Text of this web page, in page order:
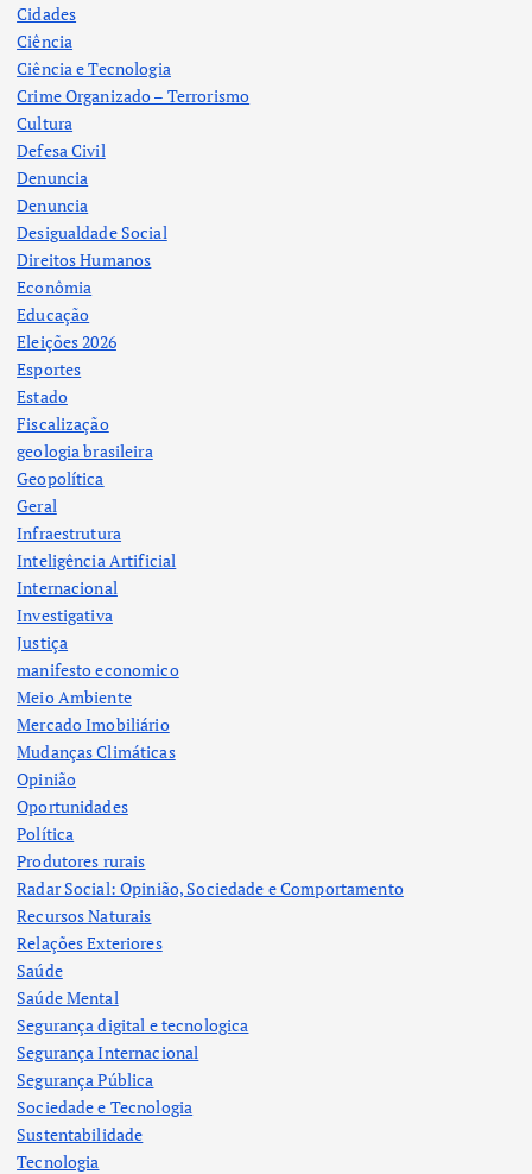
Cidades
Ciência
Ciência e Tecnologia
Crime Organizado – Terrorismo
Cultura
Defesa Civil
Denuncia
Denuncia
Desigualdade Social
Direitos Humanos
Econômia
Educação
Eleições 2026
Esportes
Estado
Fiscalização
geologia brasileira
Geopolítica
Geral
Infraestrutura
Inteligência Artificial
Internacional
Investigativa
Justiça
manifesto economico
Meio Ambiente
Mercado Imobiliário
Mudanças Climáticas
Opinião
Oportunidades
Política
Produtores rurais
Radar Social: Opinião, Sociedade e Comportamento
Recursos Naturais
Relações Exteriores
Saúde
Saúde Mental
Segurança digital e tecnologica
Segurança Internacional
Segurança Pública
Sociedade e Tecnologia
Sustentabilidade
Tecnologia